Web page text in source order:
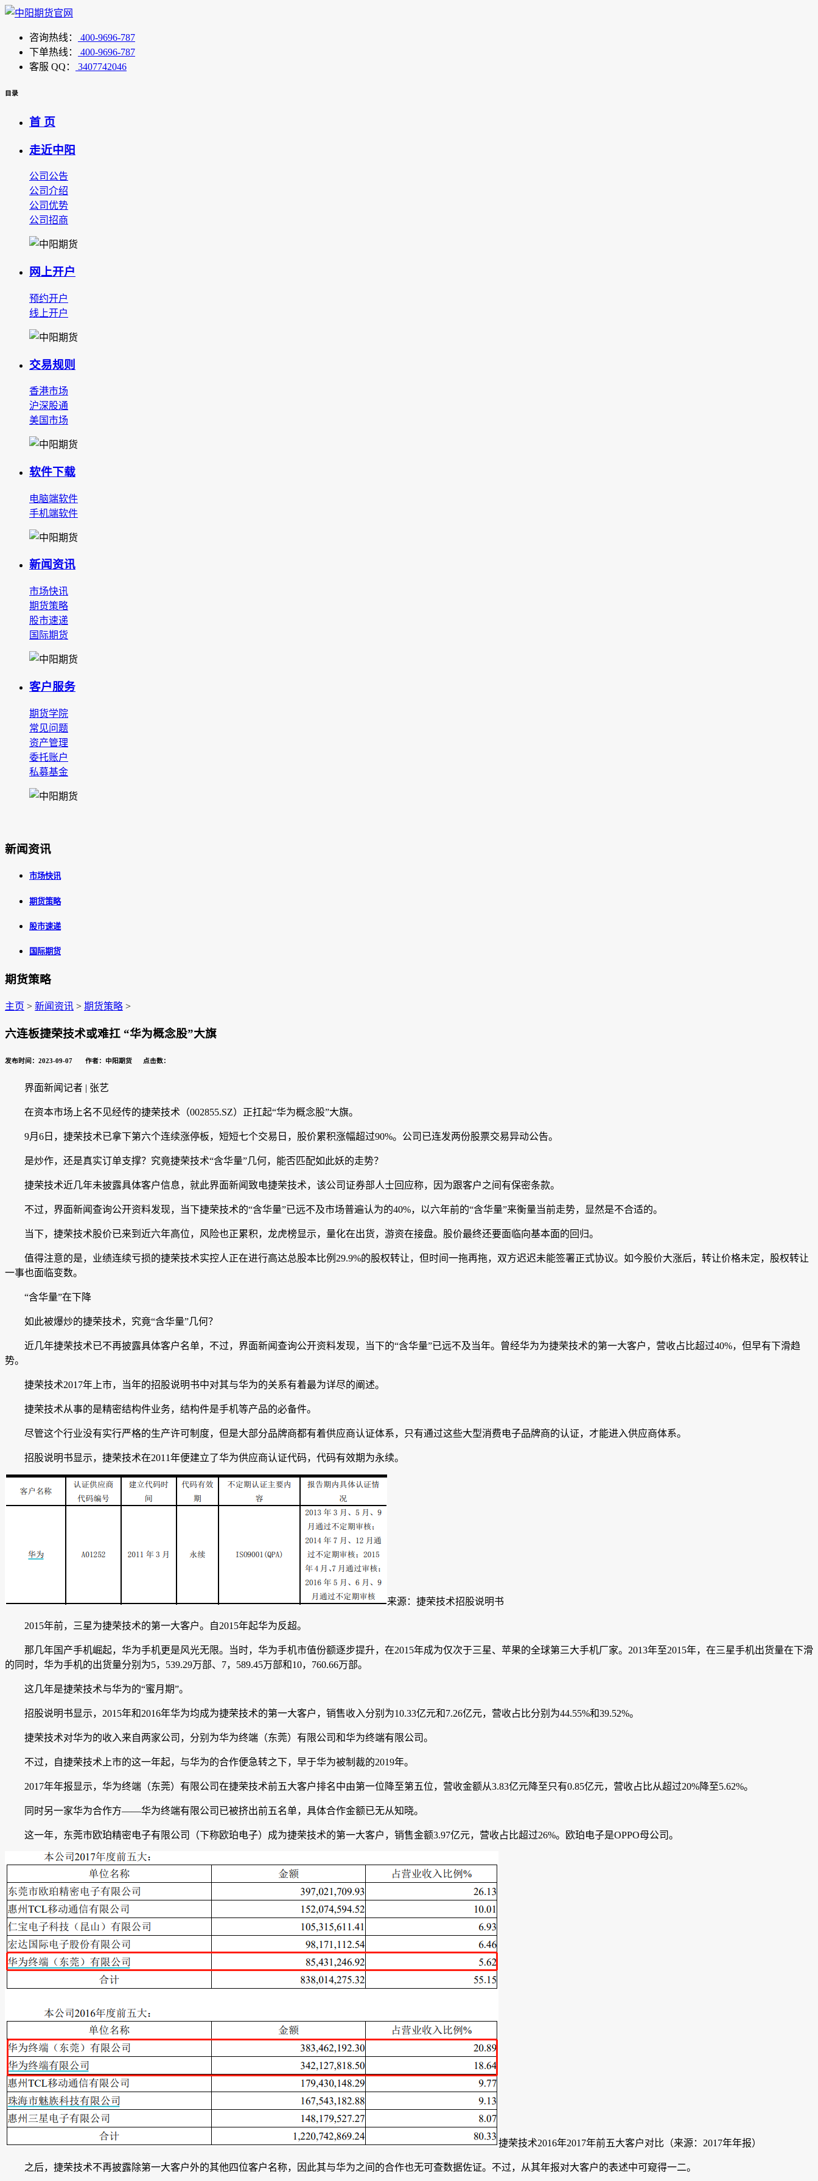
咨询热线：
400-9696-787
下单热线：
400-9696-787
客服 QQ：
3407742046
目录
首 页
走近中阳
公司公告
公司介绍
公司优势
公司招商
网上开户
预约开户
线上开户
交易规则
香港市场
沪深股通
美国市场
软件下载
电脑端软件
手机端软件
新闻资讯
市场快讯
期货策略
股市速递
国际期货
客户服务
期货学院
常见问题
资产管理
委托账户
私募基金
新闻资讯
市场快讯
期货策略
股市速递
国际期货
期货策略
主页 > 新闻资讯 > 期货策略 >
六连板捷荣技术或难扛 “华为概念股”大旗
发布时间：2023-09-07 作者：中阳期货 点击数：
界面新闻记者 | 张艺
在资本市场上名不见经传的捷荣技术 （002855.SZ）正扛起“华为概念股”大旗。
9月6日，捷荣技术已拿下第六个连续涨停板，短短七个交易日，股价累积涨幅超过90%。公司已连发两份股票交易异动公告。
是炒作，还是真实订单支撑？究竟捷荣技术“含华量”几何，能否匹配如此妖的走势？
捷荣技术近几年未披露具体客户信息，就此界面新闻致电捷荣技术，该公司证券部人士回应称，因为跟客户之间有保密条款。
不过，界面新闻查询公开资料发现，当下捷荣技术的“含华量”已远不及市场普遍认为的40%，以六年前的“含华量”来衡量当前走势，显然是不合适的。
当下，捷荣技术股价已来到近六年高位，风险也正累积，龙虎榜显示，量化在出货，游资在接盘。股价最终还要面临向基本面的回归。
值得注意的是，业绩连续亏损的捷荣技术实控人正在进行高达总股本比例29.9%的股权转让，但时间一拖再拖，双方迟迟未能签署正式协议。如今股价大涨后，转让价格未定，股权转让
一事也面临变数。
“含华量”在下降
如此被爆炒的捷荣技术，究竟“含华量”几何？
近几年捷荣技术已不再披露具体客户名单，不过，界面新闻查询公开资料发现，当下的“含华量”已远不及当年。曾经华为为捷荣技术的第一大客户，营收占比超过40%，但早有下滑趋
势。
捷荣技术2017年上市，当年的招股说明书中对其与华为的关系有着最为详尽的阐述。
捷荣技术从事的是精密结构件业务，结构件是手机等产品的必备件。
尽管这个行业没有实行严格的生产许可制度，但是大部分品牌商都有着供应商认证体系，只有通过这些大型消费电子品牌商的认证，才能进入供应商体系。
招股说明书显示，捷荣技术在2011年便建立了华为供应商认证代码，代码有效期为永续。
来源：捷荣技术招股说明书
2015年前，三星为捷荣技术的第一大客户。自2015年起华为反超。
那几年国产手机崛起，华为手机更是风光无限。当时，华为手机市值份额逐步提升，在2015年成为仅次于三星、苹果的全球第三大手机厂家。2013年至2015年，在三星手机出货量在下滑
的同时，华为手机的出货量分别为5，539.29万部、7，589.45万部和10，760.66万部。
这几年是捷荣技术与华为的“蜜月期”。
招股说明书显示，2015年和2016年华为均成为捷荣技术的第一大客户，销售收入分别为10.33亿元和7.26亿元，营收占比分别为44.55%和39.52%。
捷荣技术对华为的收入来自两家公司，分别为华为终端（东莞）有限公司和华为终端有限公司。
不过，自捷荣技术上市的这一年起，与华为的合作便急转之下，早于华为被制裁的2019年。
2017年年报显示，华为终端（东莞）有限公司在捷荣技术前五大客户排名中由第一位降至第五位，营收金额从3.83亿元降至只有0.85亿元，营收占比从超过20%降至5.62%。
同时另一家华为合作方——华为终端有限公司已被挤出前五名单，具体合作金额已无从知晓。
这一年，东莞市欧珀精密电子有限公司（下称欧珀电子）成为捷荣技术的第一大客户，销售金额3.97亿元，营收占比超过26%。欧珀电子是OPPO母公司。
捷荣技术2016年2017年前五大客户对比（来源：2017年年报）
之后，捷荣技术不再披露除第一大客户外的其他四位客户名称，因此其与华为之间的合作也无可查数据佐证。不过，从其年报对大客户的表述中可窥得一二。